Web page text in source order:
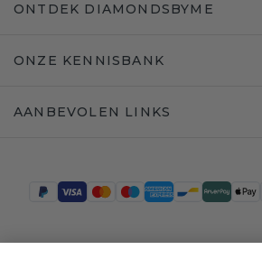
ONTDEK DIAMONDSBYME
ONZE KENNISBANK
AANBEVOLEN LINKS